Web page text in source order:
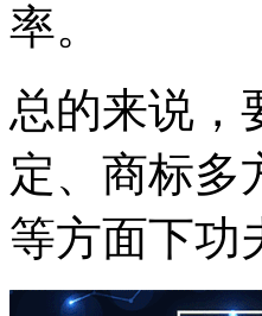
率。
总的来说，
定、商标多
等方面下功